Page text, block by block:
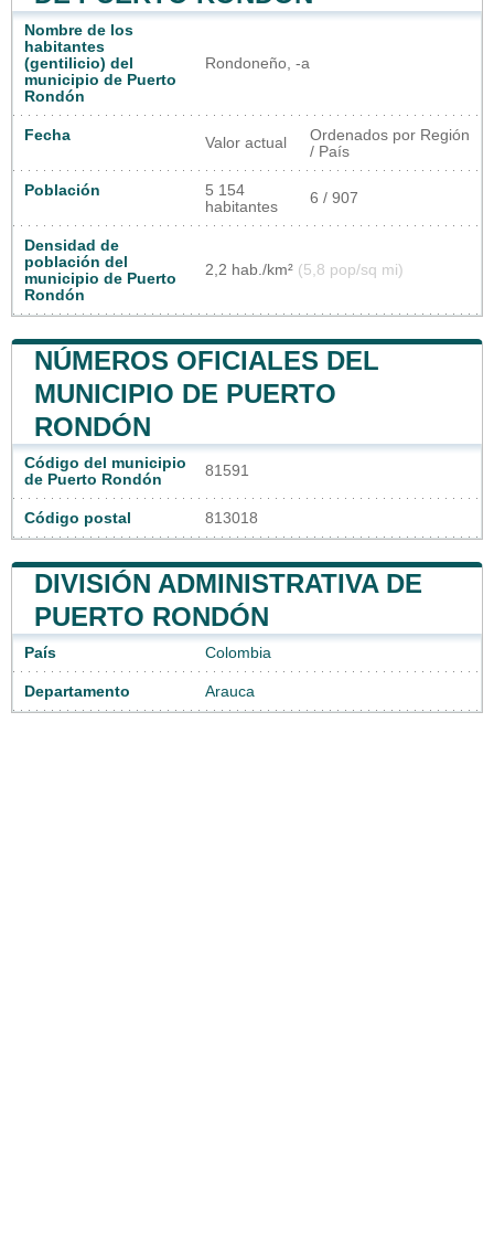
Nombre de los
habitantes
(gentilicio) del
municipio de Puerto
Rondón
Rondoneño, -a
Fecha Valor actual
Ordenados por Región
/ País
Población
5 154
habitantes
6 / 907
Densidad de
población del
municipio de Puerto
Rondón
2,2 hab./km² (5,8 pop/sq mi)
NÚMEROS OFICIALES DEL
MUNICIPIO DE PUERTO
RONDÓN
Código del municipio
de Puerto Rondón
81591
Código postal 813018
DIVISIÓN ADMINISTRATIVA DE
PUERTO RONDÓN
País Colombia
Departamento Arauca